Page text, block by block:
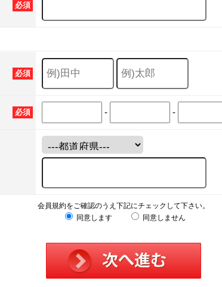
必須
必須
必須 - -
会員規約をご確認のうえ下記にチェックして下さい。
同意します
同意しません